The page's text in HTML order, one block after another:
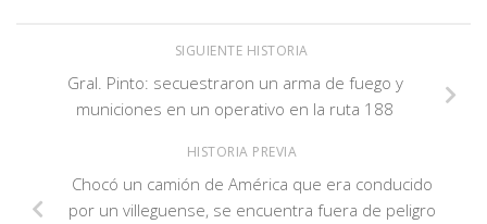
SIGUIENTE HISTORIA
Gral. Pinto: secuestraron un arma de fuego y
municiones en un operativo en la ruta 188
HISTORIA PREVIA
Chocó un camión de América que era conducido
por un villeguense, se encuentra fuera de peligro